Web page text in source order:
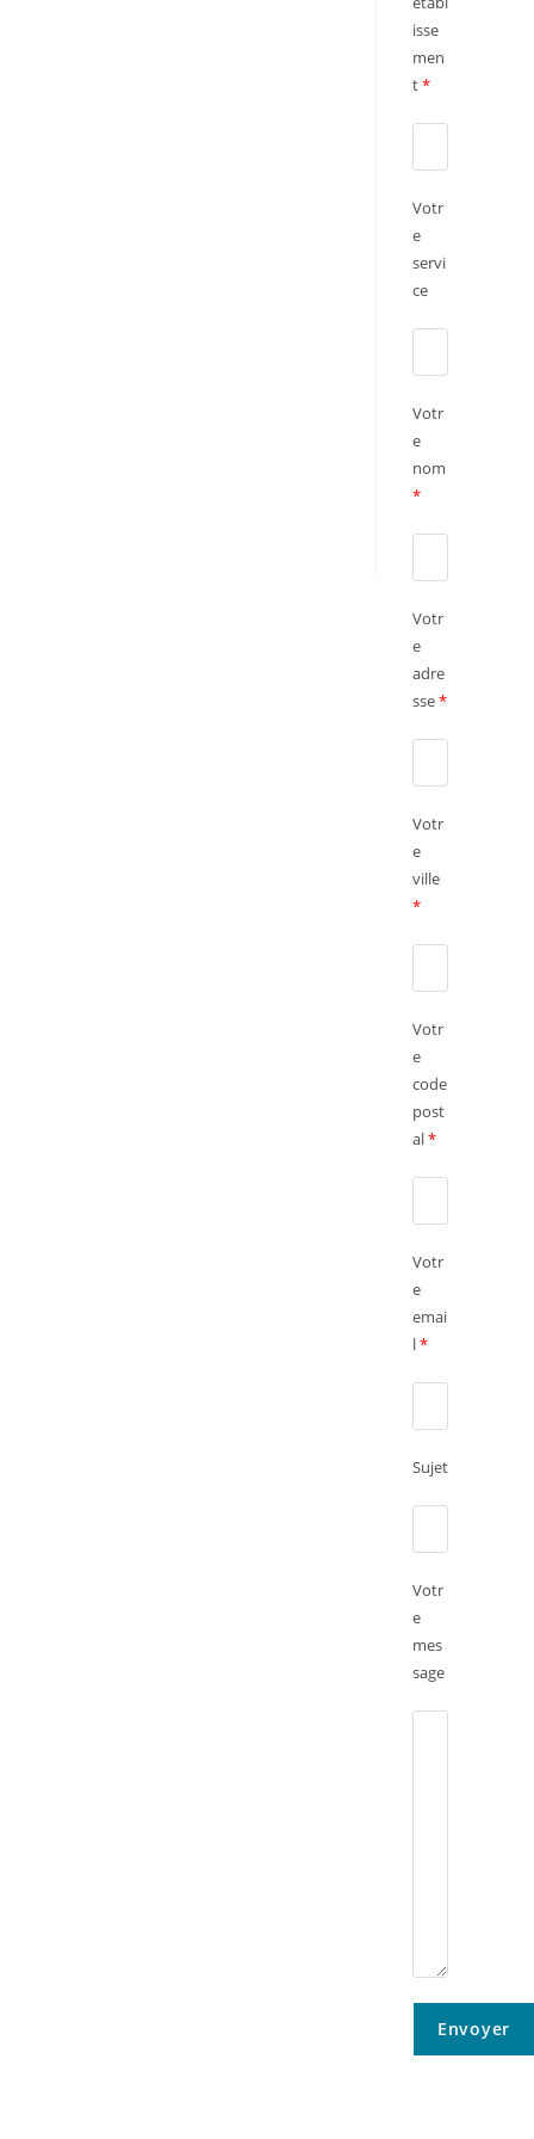
isse
men
t*
Votr
e
servi
ce
Votr
e
nom
*
Votr
e
adre
sse*
Votr
e
ville
*
Votr
e
code
post
al*
Votr
e
emai
l*
Sujet
Votr
e
mes
sage